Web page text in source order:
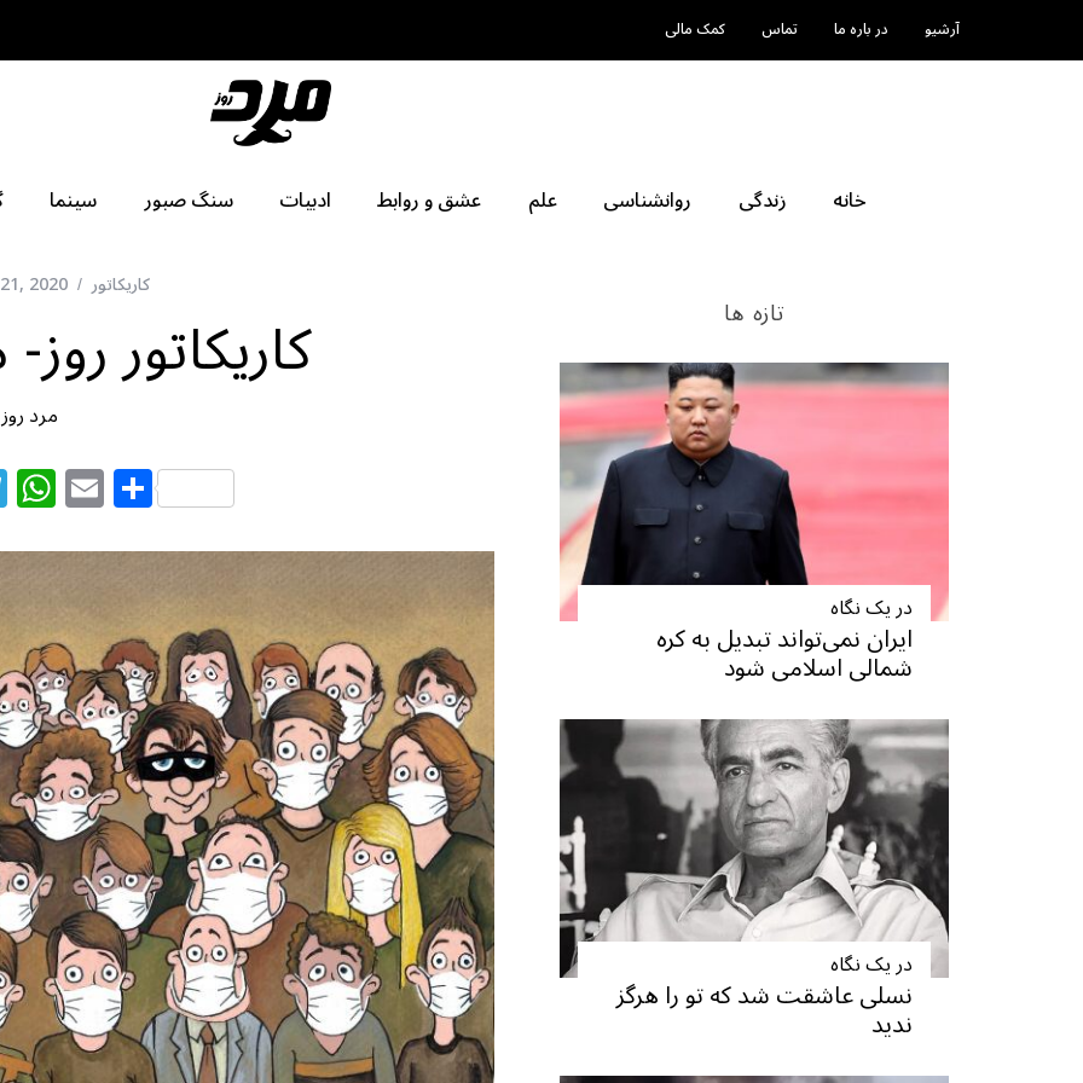
آرشیو در باره ما تماس کمک مالی
خانه زندگی روانشناسی علم عشق و روابط ادبیات سنگ صبور سینما
کاریکاتور 2020
کاریکاتور
مرد روز
T
el
e
g
ra
m
W
h
at
s
A
p
p
E
m
ai
l
S
h
ar
e
تازه ها
در یک نگاه
ایران نمی‌تواند تبدیل به کره
شمالی اسلامی شود
در یک نگاه
نسلی عاشقت شد که تو را هرگز
ندید